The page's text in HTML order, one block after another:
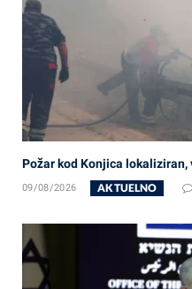
Požar kod Konjica
09/08/2026 AKTUELNO